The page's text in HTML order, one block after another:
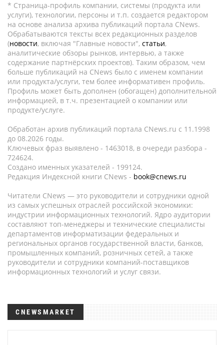
* Страница-профиль компании, системы (продукта или
услуги), технологии, персоны и т.п. создается редактором
на основе анализа архива публикаций портала CNews.
Обрабатываются тексты всех редакционных разделов
(новости, включая "Главные новости", статьи,
аналитические обзоры рынков, интервью, а также
содержание партнёрских проектов). Таким образом, чем
больше публикаций на CNews было с именем компании
или продукта/услуги, тем более информативен профиль.
Профиль может быть дополнен (обогащен) дополнительной
информацией, в т.ч. презентацией о компании или
продукте/услуге.
Обработан архив публикаций портала CNews.ru c 11.1998
до 08.2026 годы.
Ключевых фраз выявлено - 1463018, в очереди разбора -
724624.
Создано именных указателей - 199124.
Редакция Индексной книги CNews - book@cnews.ru
Читатели CNews — это руководители и сотрудники одной
из самых успешных отраслей российской экономики:
индустрии информационных технологий. Ядро аудитории
составляют топ-менеджеры и технические специалисты
департаментов информатизации федеральных и
региональных органов государственной власти, банков,
промышленных компаний, розничных сетей, а также
руководители и сотрудники компаний-поставщиков
информационных технологий и услуг связи.
CNEWSMARKET